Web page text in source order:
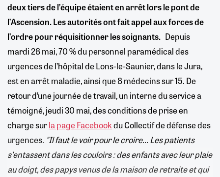
deux tiers de l’équipe étaient en arrêt lors le pont de
l’Ascension. Les autorités ont fait appel aux forces de
l’ordre pour réquisitionner les soignants. Depuis
mardi 28 mai, 70 % du personnel paramédical des
urgences de l’hôpital de Lons-le-Saunier, dans le Jura,
est en arrêt maladie, ainsi que 8 médecins sur 15. De
retour d’une journée de travail, un interne du service a
témoigné, jeudi 30 mai, des conditions de prise en
charge surla page Facebookdu Collectif de défense des
urgences. "Il faut le voir pour le croire... Les patients
s'entassent dans les couloirs : des enfants avec leur plaie
au doigt, des papys venus de la maison de retraite et qui